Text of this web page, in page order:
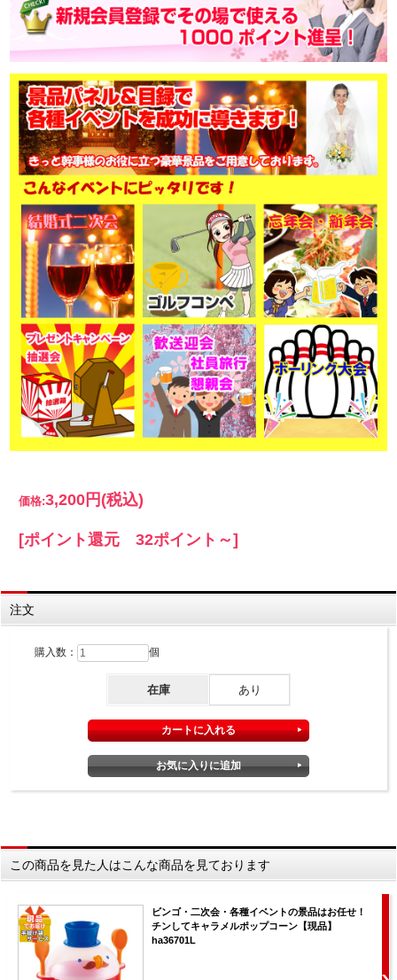
価格:3,200円 (税込)
[ポイント還元 32ポイント～]
注文
購入数： 個
在庫 あり
この商品を見た人はこんな商品を見ております
ビンゴ・二次会・各種イベントの景品はお任せ！
チンしてキャラメルポップコーン【現品】
ha36701L